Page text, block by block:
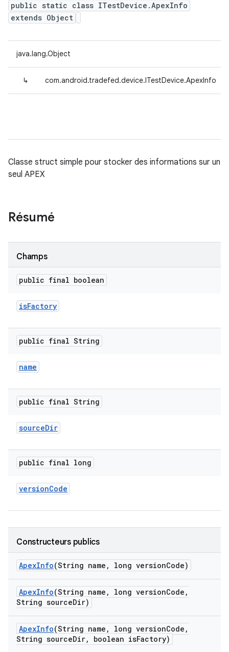
public static class ITestDevice.ApexInfo
extends Object
java.lang.Object
↳ com.android.tradefed.device.ITestDevice.ApexInfo
Classe struct simple pour stocker des informations sur un
seul APEX
Résumé
Champs
public final boolean
isFactory
public final String
name
public final String
sourceDir
public final long
versionCode
Constructeurs publics
ApexInfo(String name , long versionCode)
ApexInfo(String name , long versionCode ,
String sourceDir)
ApexInfo(String name , long versionCode ,
String sourceDir, boolean isFactory)